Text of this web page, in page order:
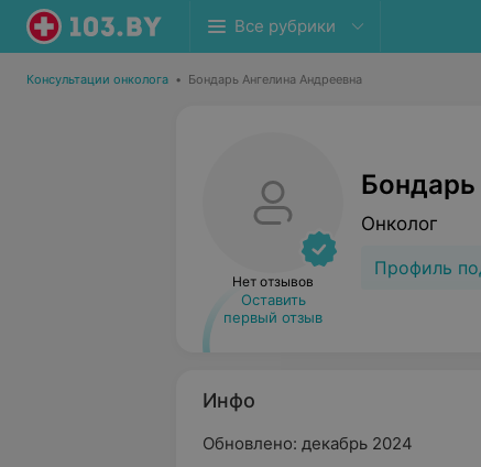
Все рубрики
Консультации онколога • Бондарь Ангелина Андреевна
Нет отзывов
Оставить
первый отзыв
Бондарь
Онколог
Профиль
Инфо
Обновлено: декабрь 2024